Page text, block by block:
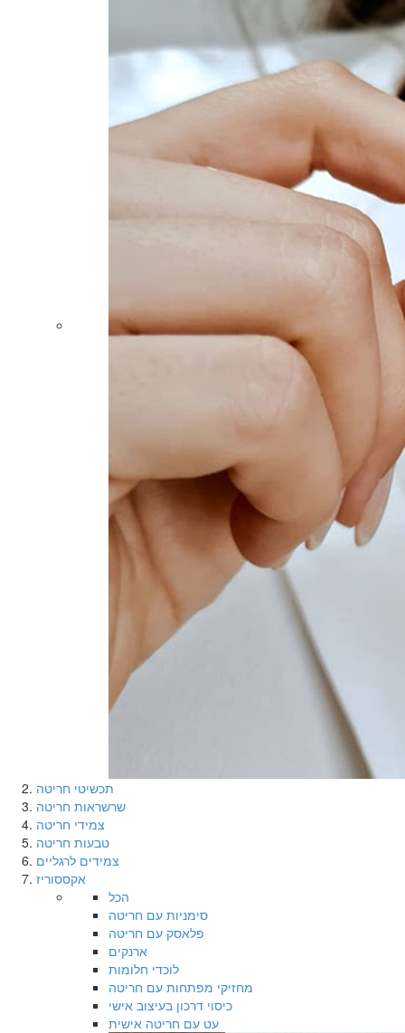
תכשיטי חריטה
שרשראות חריטה
צמידי חריטה
טבעות חריטה
צמידים לרגליים
אקססוריז
הכל
סימניות עם חריטה
פלאסק עם חריטה
ארנקים
לוכדי חלומות
מחזיקי מפתחות עם חריטה
כיסוי דרכון בעיצוב אישי
עט עם חריטה אישית